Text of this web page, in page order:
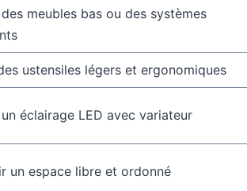
meubles bas ou des systèmes
ustensiles légers et ergonomiques
éclairage LED avec variateur
un espace libre et ordonné